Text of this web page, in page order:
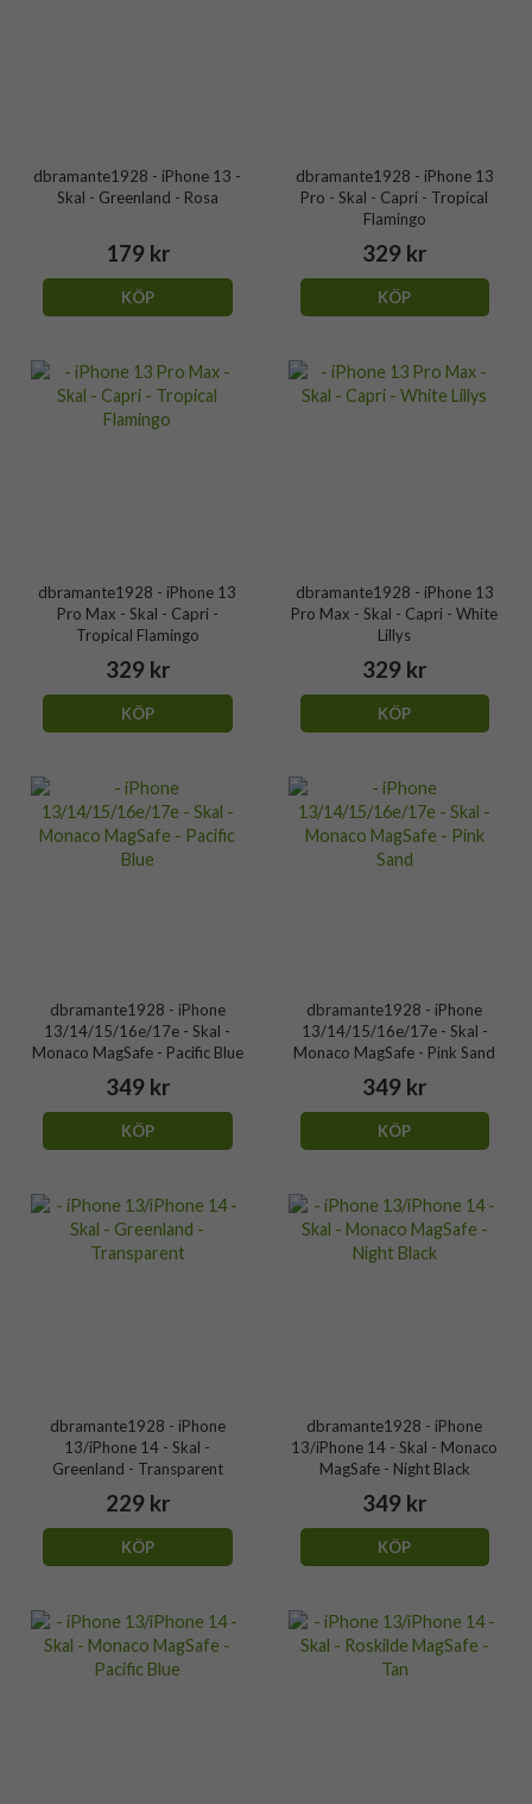
dbramante1928 - iPhone 13 -
Skal - Greenland - Rosa
179 kr
KÖP
dbramante1928 - iPhone 13
Pro - Skal - Capri - Tropical
Flamingo
329 kr
KÖP
dbramante1928 - iPhone 13
Pro Max - Skal - Capri -
Tropical Flamingo
329 kr
KÖP
dbramante1928 - iPhone 13
Pro Max - Skal - Capri - White
Lillys
329 kr
KÖP
dbramante1928 - iPhone
13/14/15/16e/17e - Skal -
Monaco MagSafe - Pacific Blue
349 kr
KÖP
dbramante1928 - iPhone
13/14/15/16e/17e - Skal -
Monaco MagSafe - Pink Sand
349 kr
KÖP
dbramante1928 - iPhone
13/iPhone 14 - Skal -
Greenland - Transparent
229 kr
KÖP
dbramante1928 - iPhone
13/iPhone 14 - Skal - Monaco
MagSafe - Night Black
349 kr
KÖP